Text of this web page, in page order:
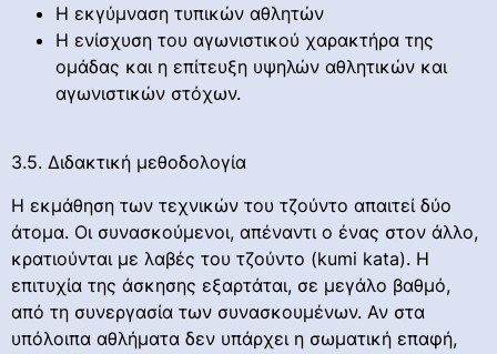
Η εκγύμναση τυπικών αθλητών
Η ενίσχυση του αγωνιστικού χαρακτήρα της
ομάδας και η επίτευξη υψηλών αθλητικών και
αγωνιστικών στόχων.
3.5. Διδακτική μεθοδολογία
H εκμάθηση των τεχνικών του τζούντο απαιτεί δύο
άτομα. Οι συνασκούμενοι, απέναντι ο ένας στον άλλο,
κρατιούνται με λαβές του τζούντο (kumi kata). Η
επιτυχία της άσκησης εξαρτάται, σε μεγάλο βαθμό,
από τη συνεργασία των συνασκουμένων. Αν στα
υπόλοιπα αθλήματα δεν υπάρχει η σωματική επαφή,